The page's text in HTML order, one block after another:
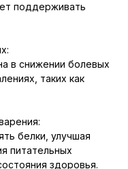
поддерживать
в снижении болевых
таких как
белки, улучшая
питательных
здоровья.